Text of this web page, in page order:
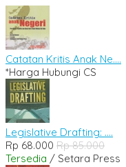
Catatan Kritis Anak Ne....
*Harga Hubungi CS
Legislative Drafting: ....
Rp 68.000 Rp 85.000
Tersedia / Setara Press